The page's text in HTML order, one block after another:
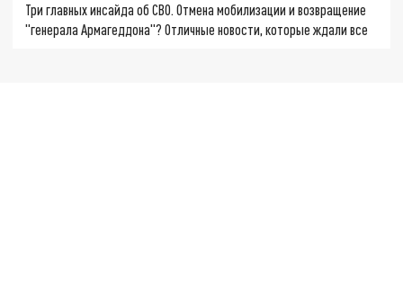
Три главных инсайда об СВО. Отмена мобилизации и возвращение
"генерала Армагеддона"? Отличные новости, которые ждали все